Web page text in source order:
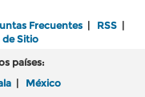
Frecuentes | RSS |
de Sitio
países:
| México